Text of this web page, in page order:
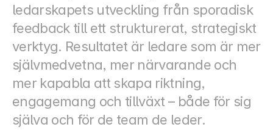
ledarskapets utveckling från sporadisk
feedback till ett strukturerat, strategiskt
verktyg. Resultatet är ledare som är mer
självmedvetna, mer närvarande och
mer kapabla att skapa riktning,
engagemang och tillväxt – både för sig
själva och för de team de leder.